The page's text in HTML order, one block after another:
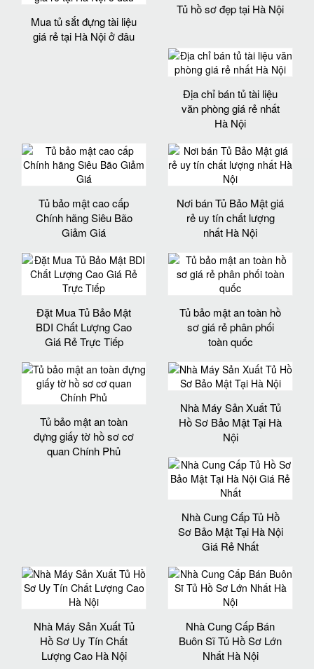
Mua tủ sắt đựng tài liệu
giá rẻ tại Hà Nội ở đâu
Tủ hồ sơ đẹp tại Hà Nội
Địa chỉ bán tủ tài liệu
văn phòng giá rẻ nhất
Hà Nội
Tủ bảo mật cao cấp
Chính hãng Siêu Bão
Giảm Giá
Nơi bán Tủ Bảo Mật giá
rẻ uy tín chất lượng
nhất Hà Nội
Đặt Mua Tủ Bảo Mật
BDI Chất Lượng Cao
Giá Rẻ Trực Tiếp
Tủ bảo mật an toàn hồ
sơ giá rẻ phân phối
toàn quốc
Tủ bảo mật an toàn
đựng giấy tờ hồ sơ cơ
quan Chính Phủ
Nhà Máy Sản Xuất Tủ
Hồ Sơ Bảo Mật Tại Hà
Nội
Nhà Cung Cấp Tủ Hồ
Sơ Bảo Mật Tại Hà Nội
Giá Rẻ Nhất
Nhà Máy Sản Xuất Tủ
Hồ Sơ Uy Tín Chất
Lượng Cao Hà Nội
Nhà Cung Cấp Bán
Buôn Sĩ Tủ Hồ Sơ Lớn
Nhất Hà Nội